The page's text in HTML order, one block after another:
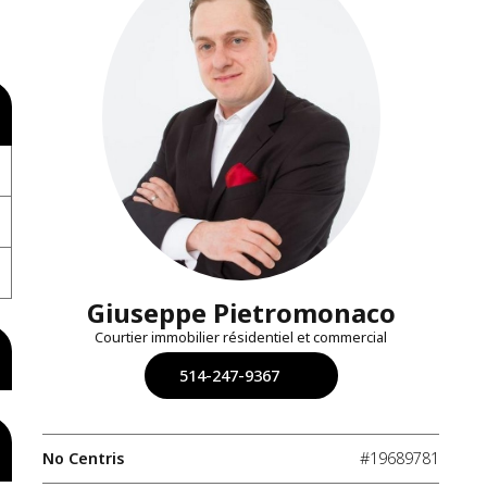
Giuseppe Pietromonaco
Courtier immobilier résidentiel et commercial
514-247-9367
No Centris #19689781